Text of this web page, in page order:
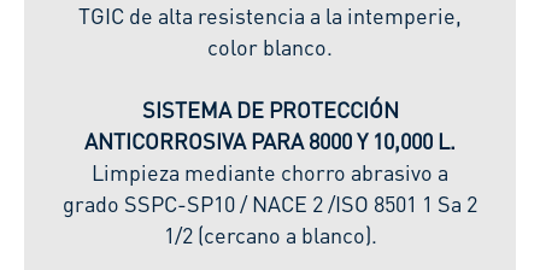
TGIC de alta resistencia a la intemperie,
color blanco.
SISTEMA DE PROTECCIÓN
ANTICORROSIVA PARA 8000 Y 10,000 L.
Limpieza mediante chorro abrasivo a
grado SSPC-SP10 / NACE 2 /ISO 8501 1 Sa 2
1/2 (cercano a blanco).